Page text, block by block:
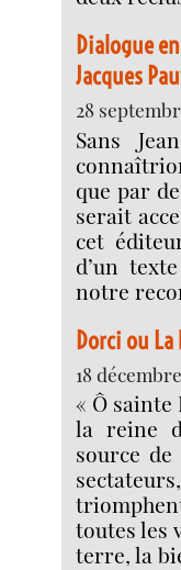
Dialogue
Jacques
28
Sans
que par
serait
cet
d’un
notre
Dorci ou
18
« Ô
la reine
source
toutes les
terre, la